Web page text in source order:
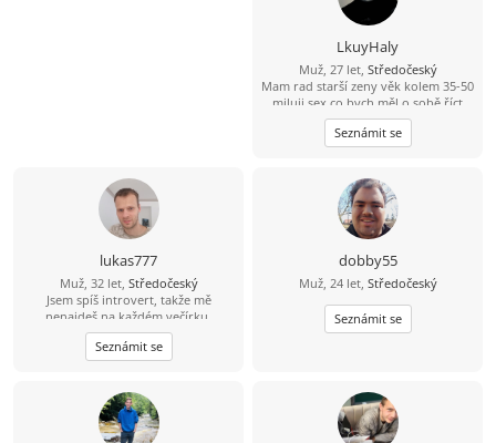
LkuyHaly
Muž, 27 let, Středočeský
Mam rad starší zeny věk kolem 35-50
miluji sex co bych měl o sobě říct
jsem mylný hodný stydlivý ze
začátku ale pokud to na mně
rozbalíš a ukážeš mi poradny sex
Seznámit se
lukas777
Muž, 32 let, Středočeský
Jsem spíš introvert, takže mě
nenajdeš na každém večírku.
Mnohem raději si užiju pohodový
večer, procházku nebo hezký výlet.
Hledám holku, se kterou nám bude
si budeme rozumět, všechno ostatní
přijde samo
Seznámit se
dobby55
Muž, 24 let, Středočeský
Seznámit se